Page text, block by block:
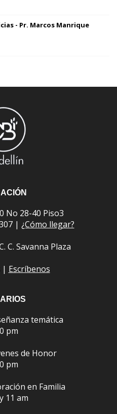
- Pr. Marcos Manrique
No 28-40 Piso3
| ¿Cómo llegar?
C. Savanna Plaza
| Escríbenos
temática
pm
de Honor
pm
en Familia
11 am